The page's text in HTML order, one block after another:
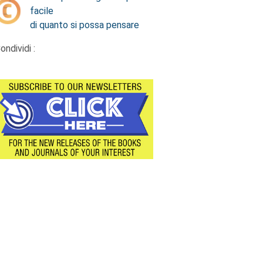
facile
di quanto si possa pensare
: